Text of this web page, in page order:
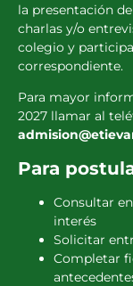
la presentación
charlas y/o
colegio y
correspondiente.
Para mayor
2027 llamar al
Para
Consultar
interés
Solicitar
Completar